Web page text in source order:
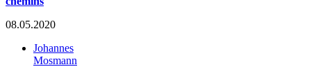
08.05.2020
Johannes
Mosmann